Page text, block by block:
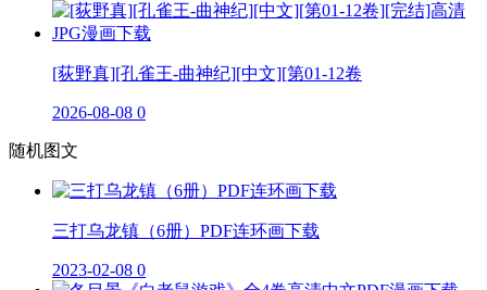
[荻野真][孔雀王-曲神纪][中文][第01-12卷
2026-08-08 0
随机图文
三打乌龙镇（6册）PDF连环画下载
2023-02-08 0